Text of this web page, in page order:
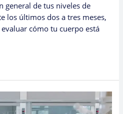
general de tus niveles de
los últimos dos a tres meses,
cómo tu cuerpo está